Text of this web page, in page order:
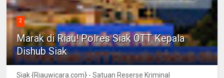
2
Marak di Riau! Polres Siak OTT Kepala
Dishub Siak
Siak {Riauwicara.com} - Satuan Reserse Kriminal